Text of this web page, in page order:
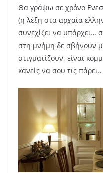
Θα γράψω σε χρόνο
(η λέξη στα αρχαία
συνεχίζει να υπάρχει…
στη μνήμη δε σβήνουν
στιγματίζουν, είναι
κανείς να σου τις πάρει..